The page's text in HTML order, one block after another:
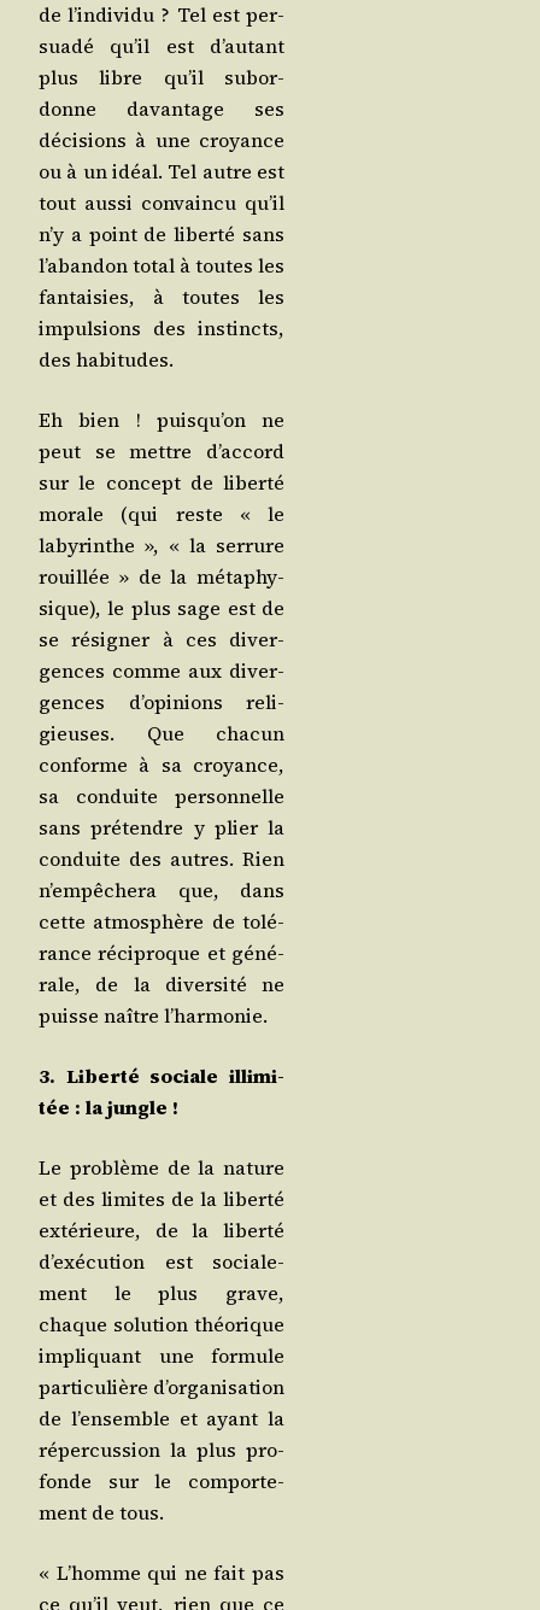
de l’in­di­vi­du ? Tel est per­
sua­dé qu’il est d’au­tant
plus libre qu’il subor­
donne davan­tage ses
déci­sions à une croyance
ou à un idéal. Tel autre est
tout aus­si convain­cu qu’il
n’y a point de liber­té sans
l’a­ban­don total à toutes les
fan­tai­sies, à toutes les
impul­sions des ins­tincts,
des habitudes.
Eh bien ! puis­qu’on ne
peut se mettre d’ac­cord
sur le concept de liber­té
morale (qui reste « le
laby­rinthe », « la ser­rure
rouillée » de la méta­phy­
sique), le plus sage est de
se rési­gner à ces diver­
gences comme aux diver­
gences d’o­pi­nions reli­
gieuses. Que cha­cun
conforme à sa croyance,
sa conduite per­son­nelle
sans pré­tendre y plier la
conduite des autres. Rien
n’empêchera que, dans
cette atmo­sphère de tolé­
rance réci­proque et géné­
rale, de la diver­si­té ne
puisse naître l’harmonie.
3. Liber­té sociale illi­mi­
tée : la jungle !
Le pro­blème de la nature
et des limites de la liber­té
exté­rieure, de la liber­té
d’exé­cu­tion est socia­le­
ment le plus grave,
chaque solu­tion théo­rique
impli­quant une for­mule
par­ti­cu­lière d’or­ga­ni­sa­tion
de l’en­semble et ayant la
réper­cus­sion la plus pro­
fonde sur le com­por­te­
ment de tous.
« L’homme qui ne fait pas
ce qu’il veut, rien que ce